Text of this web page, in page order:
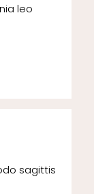
leo
sagittis